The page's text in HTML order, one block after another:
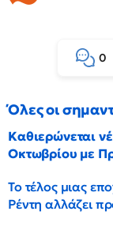
0
Όλες οι
Καθιερώνεται
Οκτωβρίου με
Το τέλος μιας
Ρέντη αλλάζει